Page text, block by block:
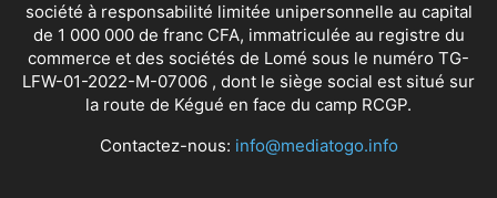
société à responsabilité limitée unipersonnelle au capital
de 1 000 000 de franc CFA, immatriculée au registre du
commerce et des sociétés de Lomé sous le numéro TG-
LFW-01-2022-M-07006 , dont le siège social est situé sur
la route de Kégué en face du camp RCGP.
Contactez-nous: info@mediatogo.info